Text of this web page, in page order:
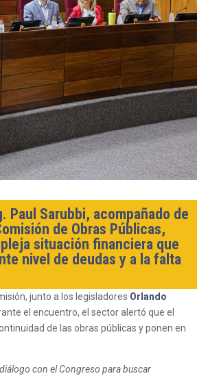
Paul Sarubbi, acompañado de
de Obras Públicas,
situación financiera que
nivel de deudas y a la falta
junto a los legisladores Orlando
el encuentro, el sector alertó que el
de las obras públicas y ponen en
con el Congreso para buscar